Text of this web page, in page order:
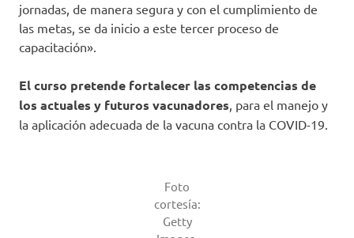
jornadas, de manera segura y con el cumplimiento de
las metas, se da inicio a este tercer proceso de
capacitación».
El curso pretende fortalecer las competencias de
los actuales y futuros vacunadores, para el manejo y
la aplicación adecuada de la vacuna contra la COVID-19.
Foto
cortesía:
Getty